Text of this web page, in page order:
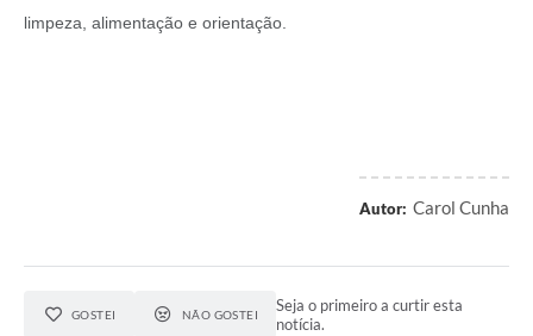
limpeza, alimentação e orientação.
Autor: Carol Cunha
GOSTEI NÃO GOSTEI
Seja o primeiro a curtir esta
notícia.